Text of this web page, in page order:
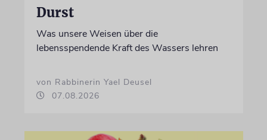
Durst
Was unsere Weisen über die
lebensspendende Kraft des Wassers lehren
von Rabbinerin Yael Deusel
07.08.2026